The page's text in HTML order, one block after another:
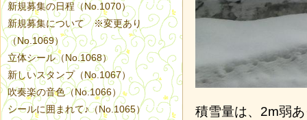
積雪量は、2m弱
新規募集の日程（No.1070）
新規募集について ※変更あり
（No.1069）
立体シール（No.1068）
新しいスタンプ（No.1067）
吹奏楽の音色（No.1066）
シールに囲まれて♪（No.1065）